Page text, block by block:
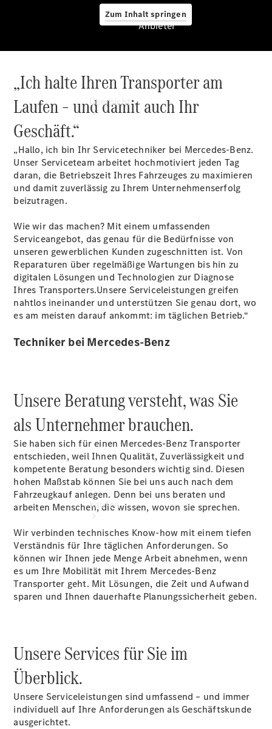
Zum Inhalt springen
Anbieter
Übersicht
Konfigurator
Ansprechpartner
finden
Probefahrt
vereinbaren
Beratung
vereinbaren
Servicetermin
Hauptsitz
Kaufen
Übersicht
Übersicht
Transporter
Anbieter
„Ich halte Ihren Transporter am
Laufen – und damit auch Ihr
Geschäft.“
„Hallo, ich bin Ihr Servicetechniker bei Mercedes-Benz.
Unser Serviceteam arbeitet hochmotiviert jeden Tag
daran, die Betriebszeit Ihres Fahrzeuges zu maximieren
und damit zuverlässig zu Ihrem Unternehmenserfolg
beizutragen.
Wie wir das machen? Mit einem umfassenden
Serviceangebot, das genau für die Bedürfnisse von
unseren gewerblichen Kunden zugeschnitten ist. Von
Reparaturen über regelmäßige Wartungen bis hin zu
digitalen Lösungen und Technologien zur Diagnose
Ihres Transporters.Unsere Serviceleistungen greifen
nahtlos ineinander und unterstützen Sie genau dort, wo
es am meisten darauf ankommt: im täglichen Betrieb.“
Techniker bei Mercedes-Benz
Unsere Beratung versteht, was Sie
als Unternehmer brauchen.
Sie haben sich für einen Mercedes-Benz Transporter
entschieden, weil Ihnen Qualität, Zuverlässigkeit und
kompetente Beratung besonders wichtig sind. Diesen
hohen Maßstab können Sie bei uns auch nach dem
Fahrzeugkauf anlegen. Denn bei uns beraten und
arbeiten Menschen, die wissen, wovon sie sprechen.
Wir verbinden technisches Know-how mit einem tiefen
Verständnis für Ihre täglichen Anforderungen. So
können wir Ihnen jede Menge Arbeit abnehmen, wenn
es um Ihre Mobilität mit Ihrem Mercedes-Benz
Transporter geht. Mit Lösungen, die Zeit und Aufwand
sparen und Ihnen dauerhafte Planungssicherheit geben.
Unsere Services für Sie im
Überblick.
Unsere Serviceleistungen sind umfassend – und immer
individuell auf Ihre Anforderungen als Geschäftskunde
ausgerichtet.